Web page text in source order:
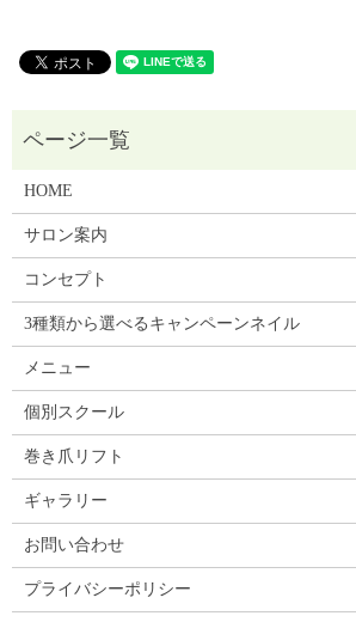
HOME
サロン案内
コンセプト
3種類から選べるキャンペーンネイル
メニュー
個別スクール
巻き爪リフト
ギャラリー
お問い合わせ
プライバシーポリシー